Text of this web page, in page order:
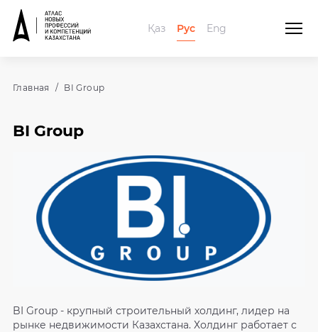
Қаз Рус Eng
Главная BI Group
BI Group
BI Group - крупный строительный холдинг, лидер на
рынке недвижимости Казахстана. Холдинг работает с